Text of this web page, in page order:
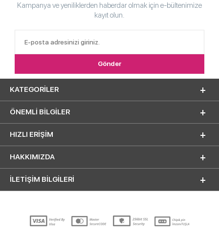
Kampanya ve yeniliklerden haberdar olmak için e-bültenimize
kayıt olun.
KATEGORILER
ÖNEMLI BILGILER
HIZLI ERIŞIM
HAKKIMIZDA
İLETİŞİM BİLGİLERİ